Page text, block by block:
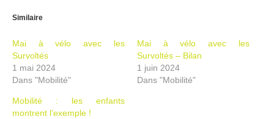
Similaire
Mai à vélo avec les
Survoltés
1 mai 2024
Dans "Mobilité"
Mai à vélo avec les
Survoltés – Bilan
1 juin 2024
Dans "Mobilité"
Mobilité : les enfants
montrent l’exemple !